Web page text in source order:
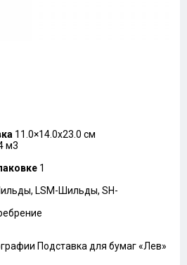
11.0×14.0x23.0 см
м3
1
LSM-Шильды, SH-
Подставка для бумаг «Лев»